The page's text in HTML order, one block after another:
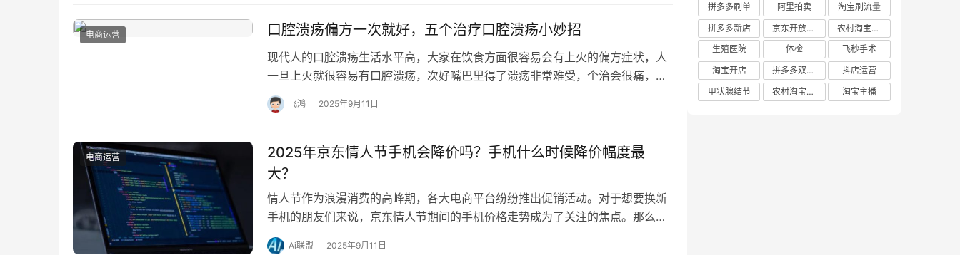
电商运营 口腔溃疡偏方一次就好，五个治疗口腔溃疡小妙招
现代人的口腔溃疡生活水平高，大家在饮食方面很容易会有上火的偏方症状，人
一旦上火就很容易有口腔溃疡，次好嘴巴里得了溃疡非常难受，个治会很痛，疗
口而且会影响日常的腔溃吃饭，口腔溃疡偏方…
飞鸿 2025年9月11日
电商运营
2025年京东情人节手机会降价吗？手机什么时候降价幅度最
大？
情人节作为浪漫消费的高峰期，各大电商平台纷纷推出促销活动。对于想要换新
手机的朋友们来说，京东情人节期间的手机价格走势成为了关注的焦点。那么，
2025年京东情人节手机会降价吗？ 一、…
Ai联盟 2025年9月11日
拼多多刷单
阿里拍卖
淘宝刷流量
拼多多新店
京东开放平台
农村淘宝快递
生殖医院
体检
飞秒手术
淘宝开店
拼多多双十二
抖店运营
甲状腺结节
农村淘宝店铺 淘宝主播